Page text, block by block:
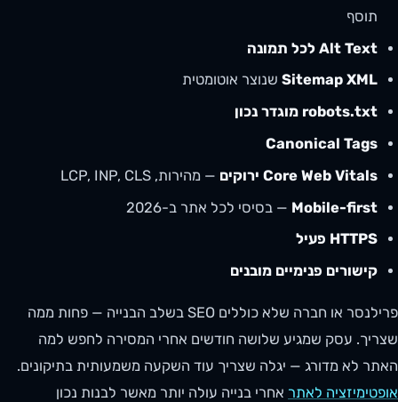
תוסף
Alt Text לכל תמונה
Sitemap XML שנוצר אוטומטית
robots.txt מוגדר נכון
Canonical Tags
Core Web Vitals ירוקים
— מהירות, LCP, INP, CLS
Mobile-first — בסיסי לכל אתר ב-2026
HTTPS פעיל
קישורים פנימיים מובנים
פרילנסר או חברה שלא כוללים SEO בשלב הבנייה — פחות ממה
שצריך. עסק שמגיע שלושה חודשים אחרי המסירה לחפש למה
האתר לא מדורג — יגלה שצריך עוד השקעה משמעותית בתיקונים.
אופטימיזציה לאתר אחרי בנייה עולה יותר מאשר לבנות נכון